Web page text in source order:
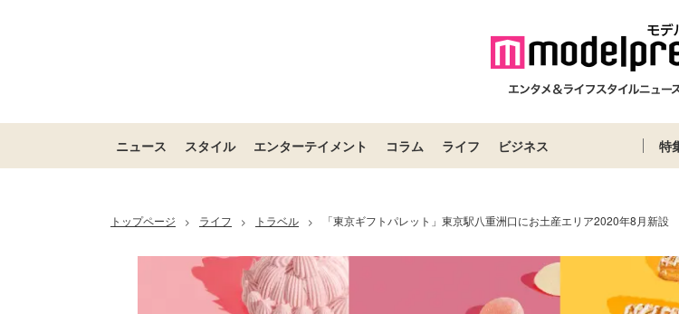
ニュース スタイル エンターテイメント コラム ライフ ビジネス 特
トップページ > ライフ > トラベル > 「東京ギフトパレット」東京駅八重洲口にお土産エリア2020年8月新設